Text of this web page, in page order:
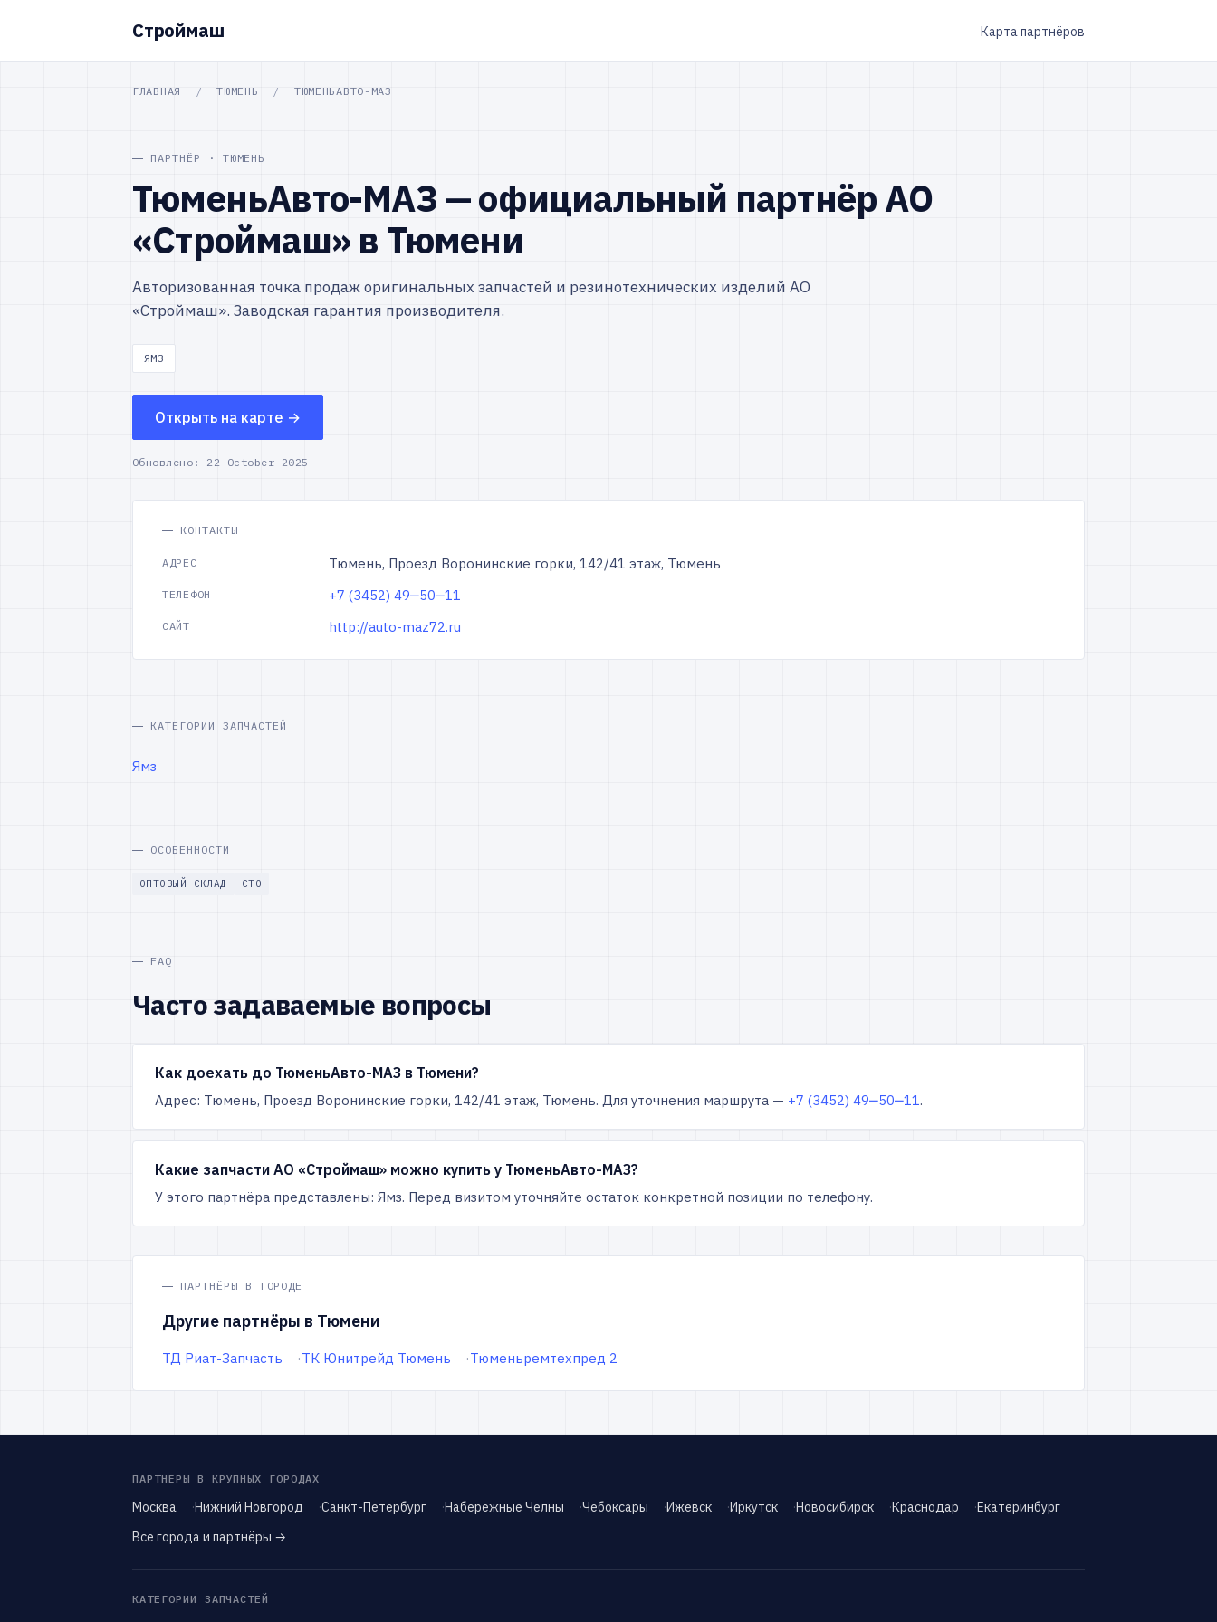
Строймаш Карта партнёров
ГЛАВНАЯ / ТЮМЕНЬ / ТЮМЕНЬАВТО-МАЗ
ПАРТНЁР · ТЮМЕНЬ
ТюменьАвто-МАЗ — официальный партнёр АО
«Строймаш» в Тюмени
Авторизованная точка продаж оригинальных запчастей и резинотехнических изделий АО
«Строймаш». Заводская гарантия производителя.
ЯМЗ
Открыть на карте →
Обновлено: 22 October 2025
КОНТАКТЫ
АДРЕС Тюмень, Проезд Воронинские горки, 142/4​1 этаж, Тюмень
ТЕЛЕФОН +7 (3452) 49‒50‒11
САЙТ http://auto-maz72.ru
КАТЕГОРИИ ЗАПЧАСТЕЙ
Ямз
ОСОБЕННОСТИ
ОПТОВЫЙ СКЛАД СТО
FAQ
Часто задаваемые вопросы
Как доехать до ТюменьАвто-МАЗ в Тюмени?
Адрес: Тюмень, Проезд Воронинские горки, 142/4​1 этаж, Тюмень. Для уточнения маршрута — +7 (3452) 49‒50‒11.
Какие запчасти АО «Строймаш» можно купить у ТюменьАвто-МАЗ?
У этого партнёра представлены: Ямз. Перед визитом уточняйте остаток конкретной позиции по телефону.
ПАРТНЁРЫ В ГОРОДЕ
Другие партнёры в Тюмени
ТД Риат-Запчасть ТК Юнитрейд Тюмень Тюменьремтехпред 2
ПАРТНЁРЫ В КРУПНЫХ ГОРОДАХ
Москва Нижний Новгород Санкт-Петербург Набережные Челны Чебоксары Ижевск Иркутск Новосибирск Краснодар
Екатеринбург
Все города и партнёры →
КАТЕГОРИИ ЗАПЧАСТЕЙ